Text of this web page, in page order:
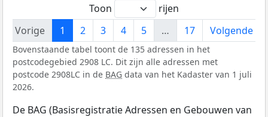
Toon
rijen
Vorige
1 2 3 4 5 … 17 Volgende
Bovenstaande tabel toont de 135 adressen in het
postcodegebied 2908 LC. Dit zijn alle adressen met
postcode 2908LC in de BAG data van het Kadaster van 1 juli
2026.
De BAG (Basisregistratie Adressen en Gebouwen van